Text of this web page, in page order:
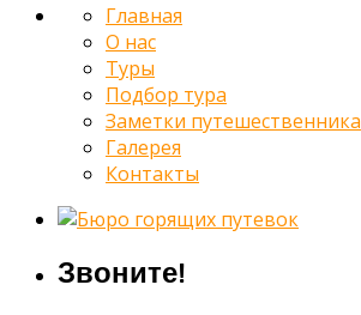
Главная
О нас
Туры
Подбор тура
Заметки путешественника
Галерея
Контакты
Звоните!